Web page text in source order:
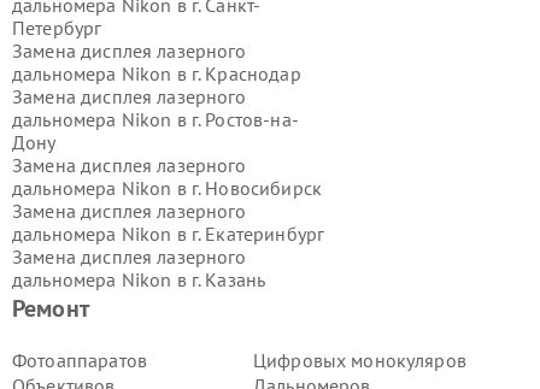
Ремонт
Фотоаппаратов
Цифровых монокуляров
дальномера Nikon в г. Санкт-
Петербург
Замена дисплея лазерного
дальномера Nikon в г. Краснодар
Замена дисплея лазерного
дальномера Nikon в г. Ростов-на-
Дону
Замена дисплея лазерного
дальномера Nikon в г. Новосибирск
Замена дисплея лазерного
дальномера Nikon в г. Екатеринбург
Замена дисплея лазерного
дальномера Nikon в г. Казань
Замена дисплея лазерного
Замена дисплея лазерного
дальномера Nikon в г.
Волгоград